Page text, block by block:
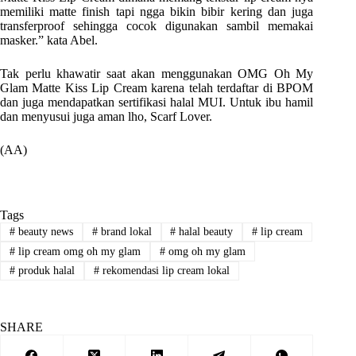
memiliki matte finish tapi ngga bikin bibir kering dan juga
transferproof sehingga cocok digunakan sambil memakai
masker.” kata Abel.
Tak perlu khawatir saat akan menggunakan OMG Oh My
Glam Matte Kiss Lip Cream karena telah terdaftar di BPOM
dan juga mendapatkan sertifikasi halal MUI. Untuk ibu hamil
dan menyusui juga aman lho, Scarf Lover.
(AA)
Tags
#beauty news #brand lokal # halal beauty # lip cream
#lip cream omg oh my glam #omg oh my glam
#produk halal #rekomendasi lip cream lokal
SHARE